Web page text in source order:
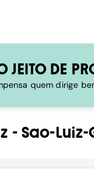
JEITO DE
quem dirige
- Sao-